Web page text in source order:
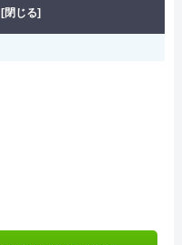
[閉じる]